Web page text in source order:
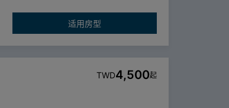
适用房型
TWD4,500起